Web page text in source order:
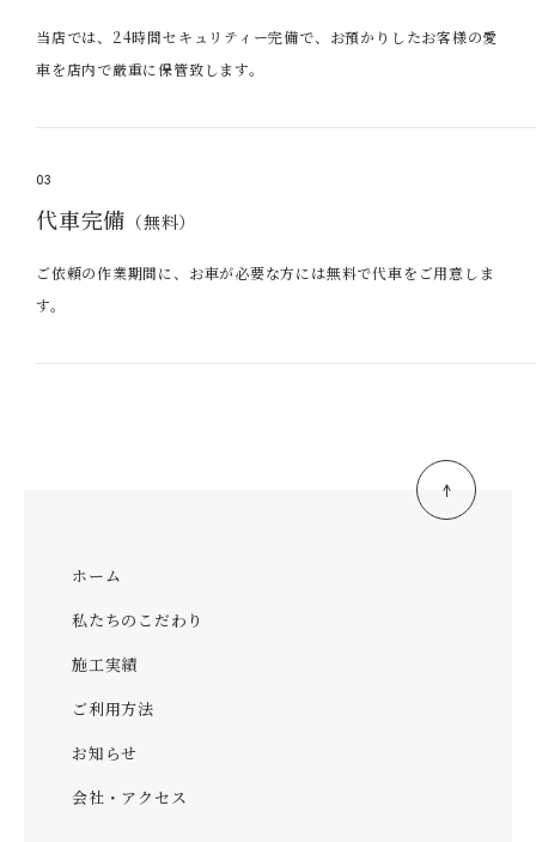
当店では、24時間セキュリティー完備で、お預かりしたお客様の愛
車を店内で厳重に保管致します。
03
代車完備 （無料）
ご依頼の作業期間に、お車が必要な方には無料で代車をご用意しま
す。
ホーム
私たちのこだわり
施工実績
ご利用方法
お知らせ
会社・アクセス